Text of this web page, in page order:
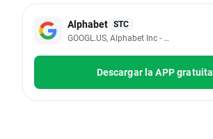
Alphabet STC
GOOGL.US, Alphabet Inc - Class A
Descargar la APP gratuita